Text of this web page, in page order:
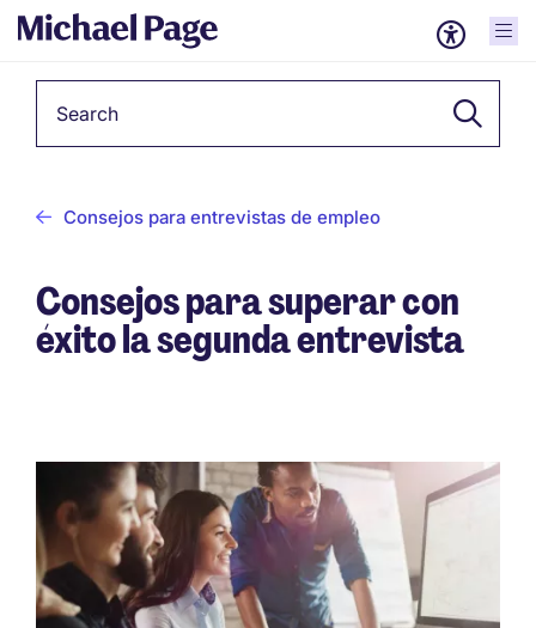
Consejos para entrevistas de empleo
Consejos para superar con
éxito la segunda entrevista